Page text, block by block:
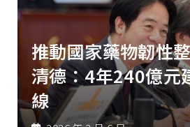
推動國家藥物韌性
清德：4年240億元
線